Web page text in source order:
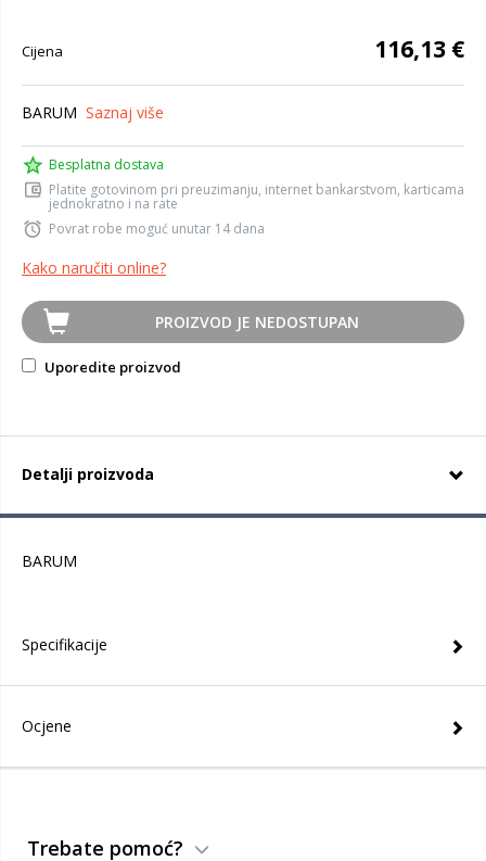
Cijena 116,13 €
BARUM Saznaj više
Besplatna dostava
Platite gotovinom pri preuzimanju, internet bankarstvom, karticama
jednokratno i na rate
Povrat robe moguć unutar 14 dana
Kako naručiti online?
PROIZVOD JE NEDOSTUPAN
Uporedite proizvod
Detalji proizvoda
BARUM
Specifikacije
Ocjene
Trebate pomoć?